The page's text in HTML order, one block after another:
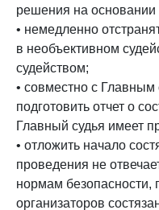
решения на
• немедленно
в необъективном
судейством;
• совместно с Главным
подготовить отчет о
Главный судья имеет
• отложить начало
проведения не
нормам
организаторов